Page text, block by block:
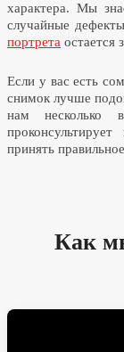
характера. Мы
случайные
портрета остается
Если у вас есть
снимок лучше
нам несколько
принять
Как